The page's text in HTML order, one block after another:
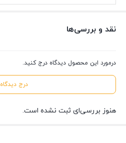
نقد و بررسی‌ها
درمورد این محصول دیدگاه درج کنید.
درج دیدگاه
هنوز بررسی‌ای ثبت نشده است.